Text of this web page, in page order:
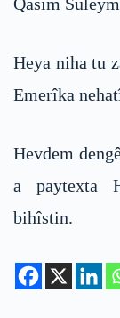
Qasim
Heya niha tu
Emerîka
Hevdem
a paytexta
bihîstin.